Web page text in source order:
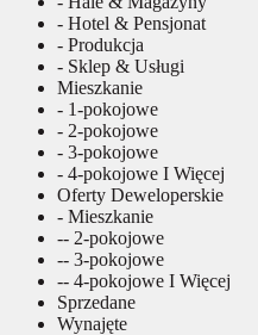
- Hotel & Pensjonat
- Produkcja
- Sklep & Usługi
Mieszkanie
- 1-pokojowe
- 2-pokojowe
- 3-pokojowe
- 4-pokojowe I Więcej
Oferty Deweloperskie
- Mieszkanie
-- 2-pokojowe
-- 3-pokojowe
-- 4-pokojowe I Więcej
Sprzedane
Wynajęte